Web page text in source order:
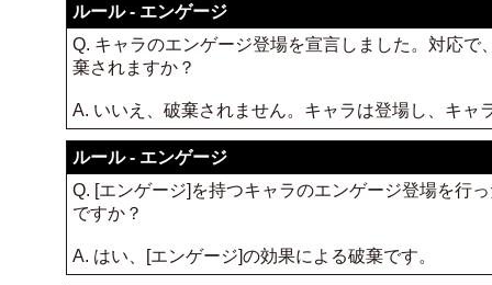
ルール - エンゲージ
Q. キャラのエンゲージ登場を宣言しました。対応
棄されますか？
A. いいえ、破棄されません。キャラは登場し、キ
ルール - エンゲージ
Q. [エンゲージ]を持つキャラのエンゲージ登場を行
ですか？
A. はい、[エンゲージ]の効果による破棄です。